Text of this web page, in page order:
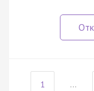
1 ...